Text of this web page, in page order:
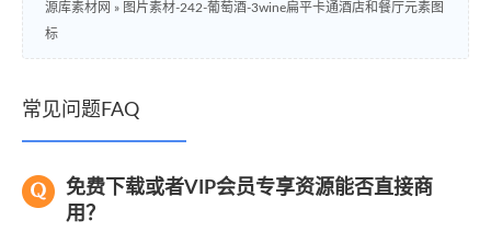
源库素材网 » 图片素材-242-葡萄酒-3wine扁平卡通酒店和餐厅元素图
标
常见问题FAQ
免费下载或者VIP会员专享资源能否直接商
用？